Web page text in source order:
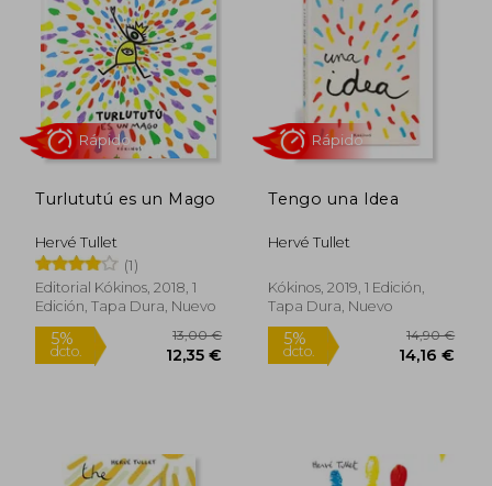
5%
dcto.
15,90 €
15,11 €
5%
dcto.
Rápido
Turlututú es un Mago
Hervé Tullet
(1)
Editorial Kókinos, 2018, 1
Edición, Tapa Dura, Nuevo
Tengo una Idea
Hervé Tullet
Kókinos, 2019, 1 Edición,
Tapa Dura, Nuevo